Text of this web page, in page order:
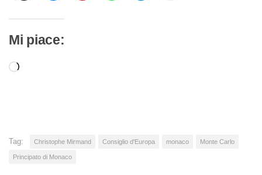
Mi piace:
Caricamento
Tag: Christophe Mirmand Consiglio d'Europa monaco Monte Carlo
Principato di Monaco